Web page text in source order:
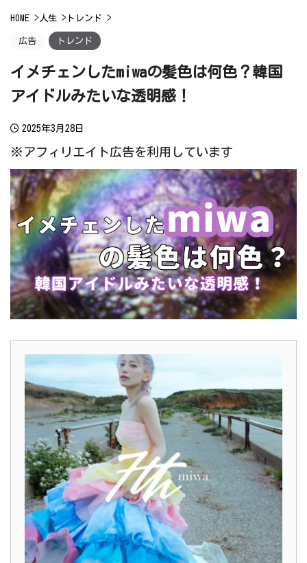
HOME > 人生 > トレンド >
広告 トレンド
イメチェンしたmiwaの髪色は何色？韓国
アイドルみたいな透明感！
2025年3月28日
※アフィリエイト広告を利用しています